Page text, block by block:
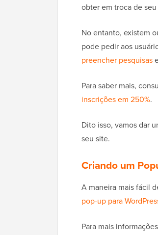
obter em troca de
No entanto, existem
pode pedir aos
preencher pesquisas
Para saber mais,
inscrições em 250%.
Dito isso, vamos dar
seu site.
Criando um
A maneira mais fácil
pop-up para
Para mais